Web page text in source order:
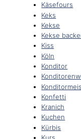
Käsefours
Keks
Kekse
Kekse
Kiss
Köln
Konditor
Konfetti
Kranich
Kuchen
Kürbis